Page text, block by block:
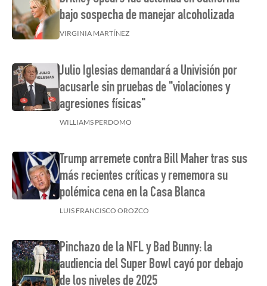
bajo sospecha de manejar alcoholizada
VIRGINIA MARTÍNEZ
Julio Iglesias demandará a Univisión por
acusarle sin pruebas de "violaciones y
agresiones físicas"
WILLIAMS PERDOMO
Trump arremete contra Bill Maher tras sus
más recientes críticas y rememora su
polémica cena en la Casa Blanca
LUIS FRANCISCO OROZCO
Pinchazo de la NFL y Bad Bunny: la
audiencia del Super Bowl cayó por debajo
de los niveles de 2025